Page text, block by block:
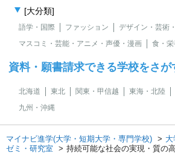
[大分類]
語学・国際 ファッション
デザイン・芸術
マスコミ・芸能・アニメ・声優・漫画
食・
資料・願書請求できる学校をさが
北海道 東北 関東・甲信越 東海・北陸
九州・沖縄
マイナビ進学(大学・短期大学・専門学校)
ゼミ・研究室
持続可能な社会の実現・質の